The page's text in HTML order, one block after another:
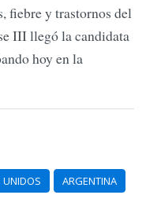
fiebre y trastornos del
III llegó la candidata
hoy en la
UNIDOS
ARGENTINA